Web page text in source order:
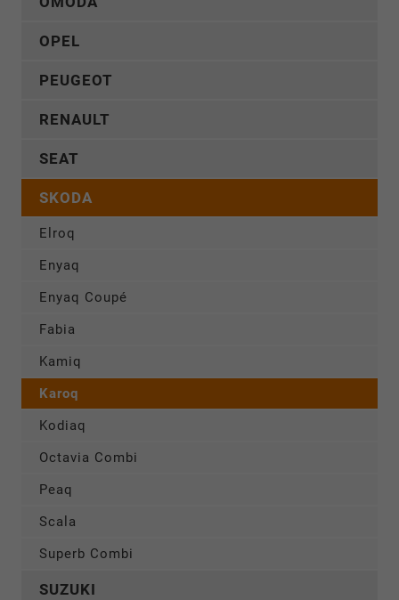
OPEL
PEUGEOT
RENAULT
SEAT
SKODA
Elroq
Enyaq
Enyaq Coupé
Fabia
Kamiq
Karoq
Kodiaq
Octavia Combi
Peaq
Scala
Superb Combi
SUZUKI